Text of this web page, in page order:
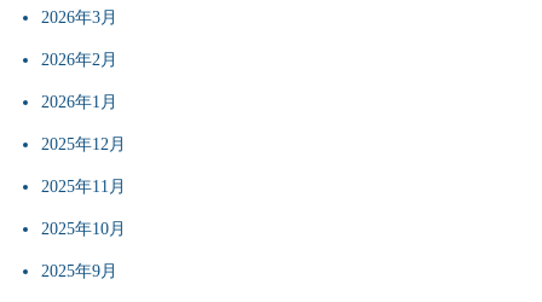
2026年3月
2026年2月
2026年1月
2025年12月
2025年11月
2025年10月
2025年9月